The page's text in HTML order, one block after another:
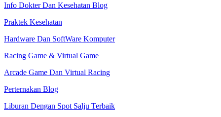
Info Dokter Dan Kesehatan Blog
Praktek Kesehatan
Hardware Dan SoftWare Komputer
Racing Game & Virtual Game
Arcade Game Dan Virtual Racing
Perternakan Blog
Liburan Dengan Spot Salju Terbaik